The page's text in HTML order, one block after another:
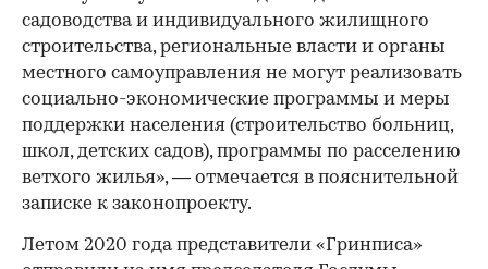
садоводства и индивидуального жилищного
строительства, региональные власти и органы
местного самоуправления не могут реализовать
социально-экономические программы и меры
поддержки населения (строительство больниц,
школ, детских садов), программы по расселению
ветхого жилья», — отмечается в пояснительной
записке к законопроекту.
Летом 2020 года представители «Гринписа»